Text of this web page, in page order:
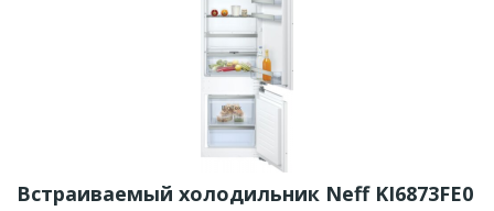
Встраиваемый холодильник Neff KI6873FE0